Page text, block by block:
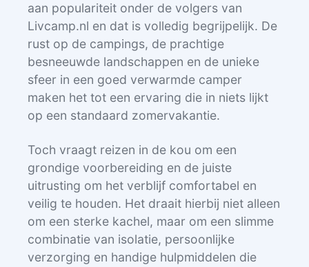
aan populariteit onder de volgers van
Livcamp.nl en dat is volledig begrijpelijk. De
rust op de campings, de prachtige
besneeuwde landschappen en de unieke
sfeer in een goed verwarmde camper
maken het tot een ervaring die in niets lijkt
op een standaard zomervakantie.
Toch vraagt reizen in de kou om een
grondige voorbereiding en de juiste
uitrusting om het verblijf comfortabel en
veilig te houden. Het draait hierbij niet alleen
om een sterke kachel, maar om een slimme
combinatie van isolatie, persoonlijke
verzorging en handige hulpmiddelen die